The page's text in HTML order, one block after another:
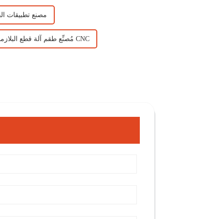
مصنع تطبيقات
مُصنِّع طقم آلة قطع البلازما CNC